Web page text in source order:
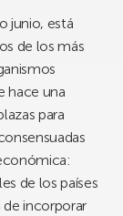
junio, está
de los más
hace una
para
de los países
incorporar